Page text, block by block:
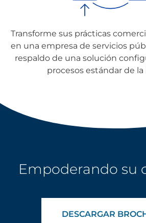
Transforme sus prácticas
en una empresa de servicios
respaldo de una solución
procesos estándar de
Empoderando su
DESCARGAR